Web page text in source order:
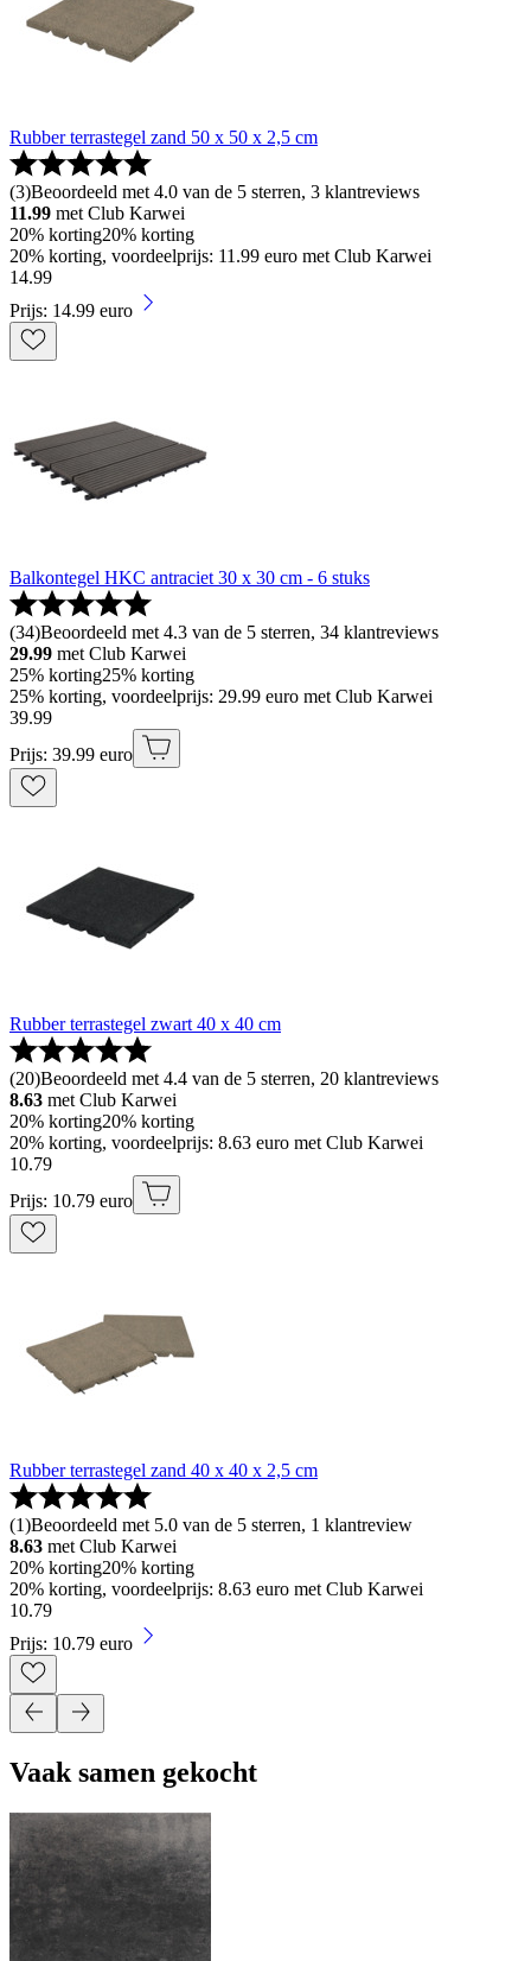
Rubber terrastegel zand 50 x 50 x 2,5 cm
(3)Beoordeeld met 4.0 van de 5 sterren, 3 klantreviews
11.99 met Club Karwei
20% korting20% korting
20% korting, voordeelprijs: 11.99 euro met Club Karwei
14.99
Prijs: 14.99 euro
Balkontegel HKC antraciet 30 x 30 cm - 6 stuks
(34)Beoordeeld met 4.3 van de 5 sterren, 34 klantreviews
29.99 met Club Karwei
25% korting25% korting
25% korting, voordeelprijs: 29.99 euro met Club Karwei
39.99
Prijs: 39.99 euro
Rubber terrastegel zwart 40 x 40 cm
(20)Beoordeeld met 4.4 van de 5 sterren, 20 klantreviews
8.63 met Club Karwei
20% korting20% korting
20% korting, voordeelprijs: 8.63 euro met Club Karwei
10.79
Prijs: 10.79 euro
Rubber terrastegel zand 40 x 40 x 2,5 cm
(1)Beoordeeld met 5.0 van de 5 sterren, 1 klantreview
8.63 met Club Karwei
20% korting20% korting
20% korting, voordeelprijs: 8.63 euro met Club Karwei
10.79
Prijs: 10.79 euro
Vaak samen gekocht